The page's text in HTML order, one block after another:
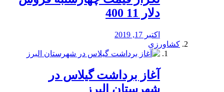
دلار 11 400
اکتبر 17, 2019
کشاورزی
آغاز برداشت گیلاس در
شهرستان البرز